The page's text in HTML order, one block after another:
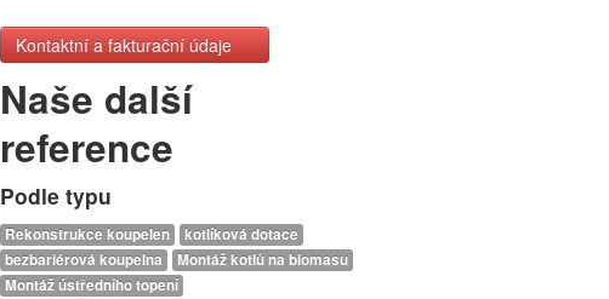
Kontaktní a fakturační údaje
Naše další
reference
Podle typu
Rekonstrukce koupelen
kotlíková dotace
bezbariérová koupelna
Montáž kotlů na biomasu
Montáž ústředního topení